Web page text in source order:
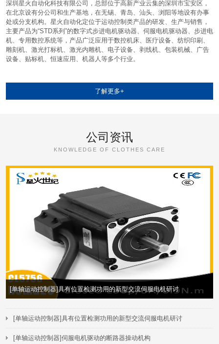
深圳星火自动化科技有限公司，总部位于高新产业云集的深圳市宝安区，
在北京设有分公司和生产基地，在无锡、青岛、汕头、浏阳等地设有办事
处或分支机构。星火自动化定位于运动控制类产品的研发、生产与销售，
主要产品为“STD系列”的数字式步进电机驱动器、伺服电机驱动器、步进电
机、专用数控系统等，产品广泛应用于数控机床、医疗设备、纺织印刷、
雕刻机、激光打标机、激光内雕机、电子设备、剥线机、包装机械、广告
设备、贴标机、恒速应用、机器人等多个行业。
了解更多+
公司资讯
KNOWLEDGE OF CLOTHES CARE
[单轴运动控制器]具有位置检测功用的新型交流伺服电机研讨
[单轴运动控制器]具有位置检测功用的新型交流伺服电机研讨
[单轴运动控制器]伺服电机驱动的断路器操动机构